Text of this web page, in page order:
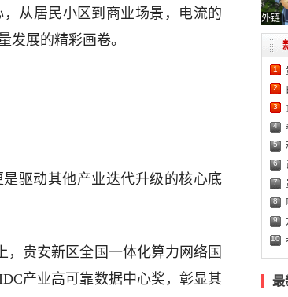
从居民小区到商业场景，电流的
发展的精彩画卷。
驱动其他产业迭代升级的核心底
，贵安新区全国一体化算力网络国
产业高可靠数据中心奖，彰显其
外链
1
2
3
4
5
6
7
8
9
10
最